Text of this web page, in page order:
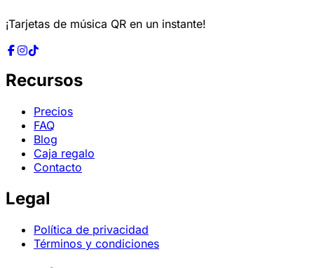
¡Tarjetas de música QR en un instante!
Recursos
Precios
FAQ
Blog
Caja regalo
Contacto
Legal
Política de privacidad
Términos y condiciones